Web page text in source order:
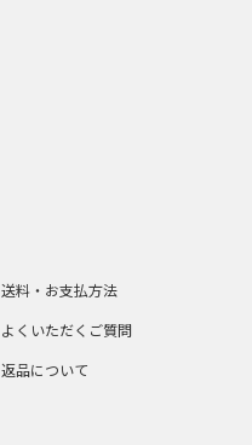
送料・お支払方法
よくいただくご質問
返品について